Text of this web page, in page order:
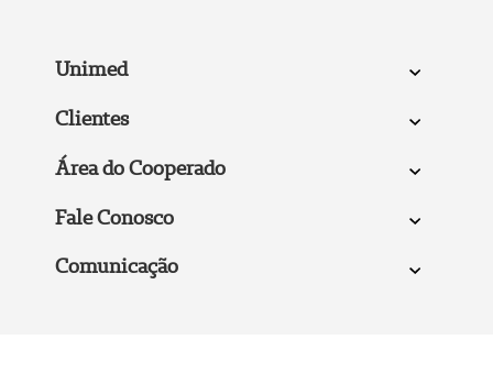
Unimed
Clientes
Área do Cooperado
Fale Conosco
Comunicação